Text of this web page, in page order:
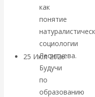
25 Июл 2026
Валентин
как
понятие
социологии
Леонтьева.
Будучи
по
образованию